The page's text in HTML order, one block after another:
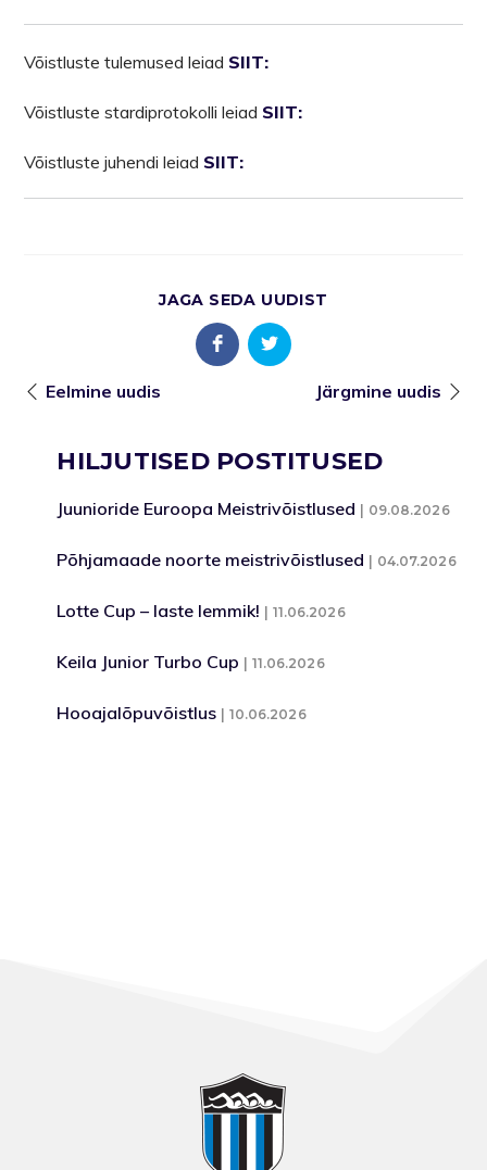
Võistluste tulemused leiad SIIT:
Võistluste stardiprotokolli leiad SIIT:
Võistluste juhendi leiad SIIT:
JAGA SEDA UUDIST
Eelmine uudis Järgmine uudis
HILJUTISED POSTITUSED
Juunioride Euroopa Meistrivõistlused 09.08.2026
Põhjamaade noorte meistrivõistlused 04.07.2026
Lotte Cup – laste lemmik! 11.06.2026
Keila Junior Turbo Cup 11.06.2026
Hooajalõpuvõistlus 10.06.2026